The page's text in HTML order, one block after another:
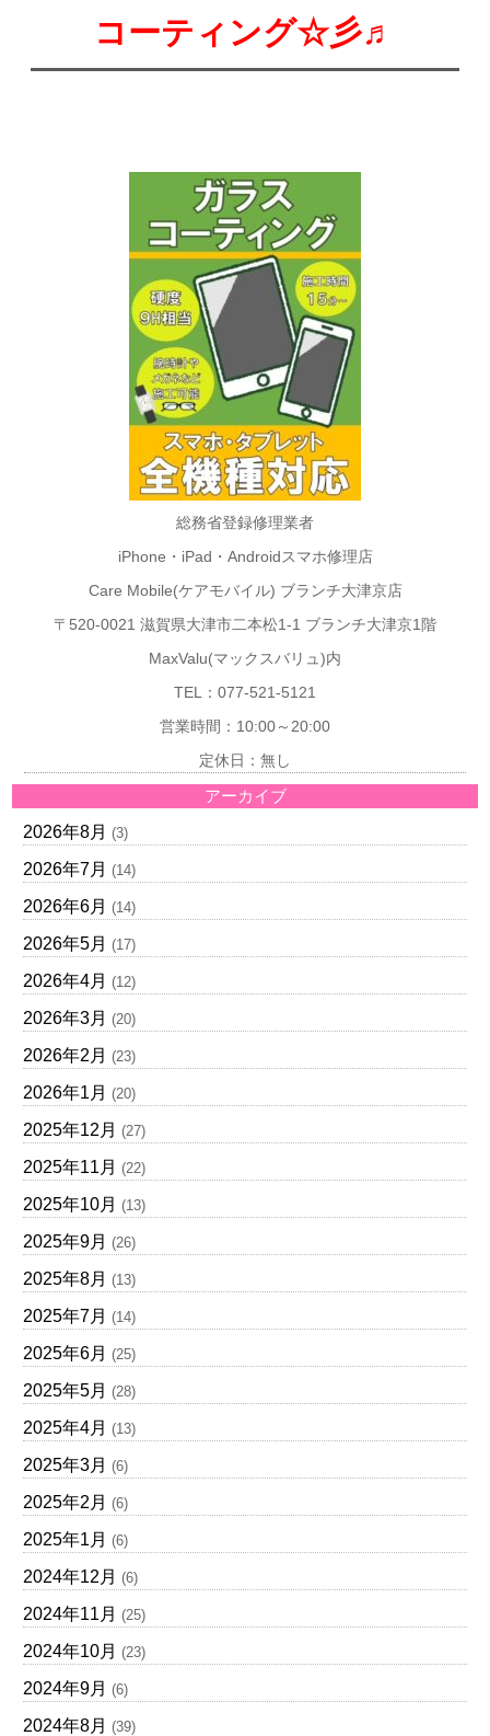
コーティング☆彡♬
総務省登録修理業者
iPhone・iPad・Androidスマホ修理店
Care Mobile(ケアモバイル) ブランチ大津京店
〒520-0021 滋賀県大津市二本松1-1 ブランチ大津京1階
MaxValu(マックスバリュ)内
TEL：077-521-5121
営業時間：10:00～20:00
定休日：無し
アーカイブ
2026年8月 (3)
2026年7月 (14)
2026年6月 (14)
2026年5月 (17)
2026年4月 (12)
2026年3月 (20)
2026年2月 (23)
2026年1月 (20)
2025年12月 (27)
2025年11月 (22)
2025年10月 (13)
2025年9月 (26)
2025年8月 (13)
2025年7月 (14)
2025年6月 (25)
2025年5月 (28)
2025年4月 (13)
2025年3月 (6)
2025年2月 (6)
2025年1月 (6)
2024年12月 (6)
2024年11月 (25)
2024年10月 (23)
2024年9月 (6)
2024年8月 (39)